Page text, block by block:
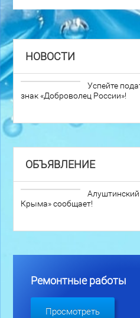
НОВОСТИ
Успейте
знак «Доброволец России»!
ОБЪЯВЛЕНИЕ
Крыма» сообщает!
Ремонтные работы
Просмотреть